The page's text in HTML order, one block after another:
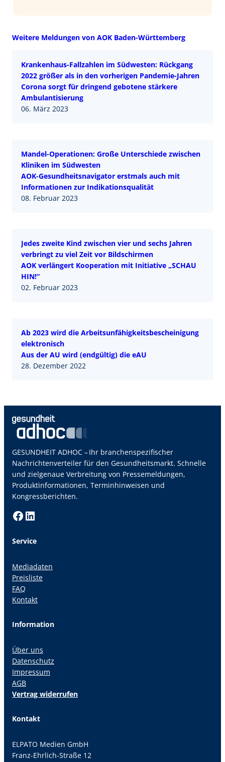
Weitere Meldungen von AOK Baden-Württemberg
Krankenhaus-Fallzahlen im Südwesten: Rückgang
2022 größer als in den vorherigen Pandemie-Jahren
Corona sorgt für dringend gebotene stärkere
Ambulantisierung
06. März 2023
Mandel-Operationen: Große Unterschiede zwischen
Kliniken im Südwesten
AOK-Gesundheitsnavigator erstmals auch mit
Informationen zur Indikationsqualität
08. Februar 2023
Jedes zweite Kind zwischen vier und sechs Jahren
verbringt zu viel Zeit vor Bildschirmen
AOK verlängert Kooperation mit Initiative „SCHAU
HIN!“
02. Februar 2023
Ab 2023 wird die Arbeitsunfähigkeitsbescheinigung
elektronisch
Aus der AU wird (endgültig) die eAU
28. Dezember 2022
GESUNDHEIT ADHOC – Ihr branchenspezifischer
Nachrichtenverteiler für den Gesundheitsmarkt. Schnelle
und zielgenaue Verbreitung von Pressemeldungen,
Produktinformationen, Terminhinweisen und
Kongressberichten.
Facebook LinkedIn
Service
Mediadaten
Preisliste
FAQ
Kontakt
Information
Über uns
Datenschutz
Impressum
AGB
Vertrag widerrufen
Kontakt
ELPATO Medien GmbH
Franz-Ehrlich-Straße 12